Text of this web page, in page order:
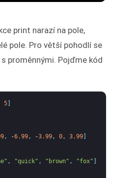
print narazí na pole,
pole. Pro větší pohodlí se
proměnnými. Pojďme kód
5]
, -6.99, -3.99, 0, 3.99]
, "quick" , "brown" , "fox"